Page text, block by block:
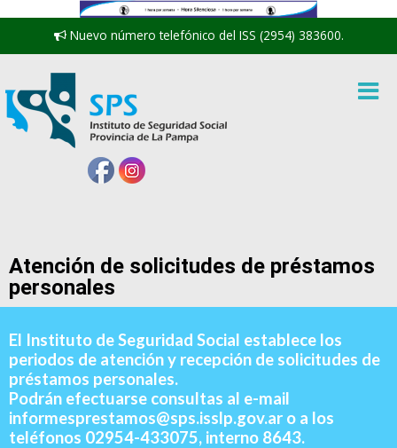
Nuevo número telefónico del ISS (2954) 383600.
Atención de solicitudes de préstamos
personales
El Instituto de Seguridad Social establece los
periodos de atención y recepción de solicitudes de
préstamos personales.
Podrán efectuarse consultas al e-mail
informesprestamos@sps.isslp.gov.ar o a los
teléfonos 02954-433075, interno 8643.